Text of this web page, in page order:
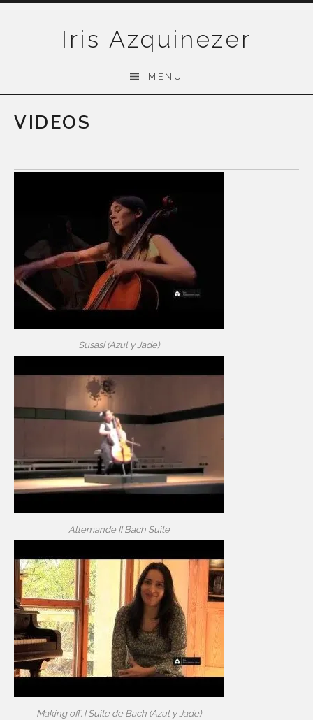
Iris Azquinezer
MENU
VIDEOS
Susasí (Azul y Jade)
Allemande II Bach Suite
Making off: I Suite de Bach (Azul y Jade)